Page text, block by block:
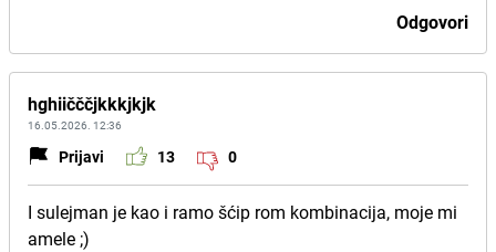
Odgovori
hghiičččjkkkjkjk
16.05.2026. 12:36
Prijavi 13 0
I sulejman je kao i ramo šćip rom kombinacija, moje mi
amele ;)